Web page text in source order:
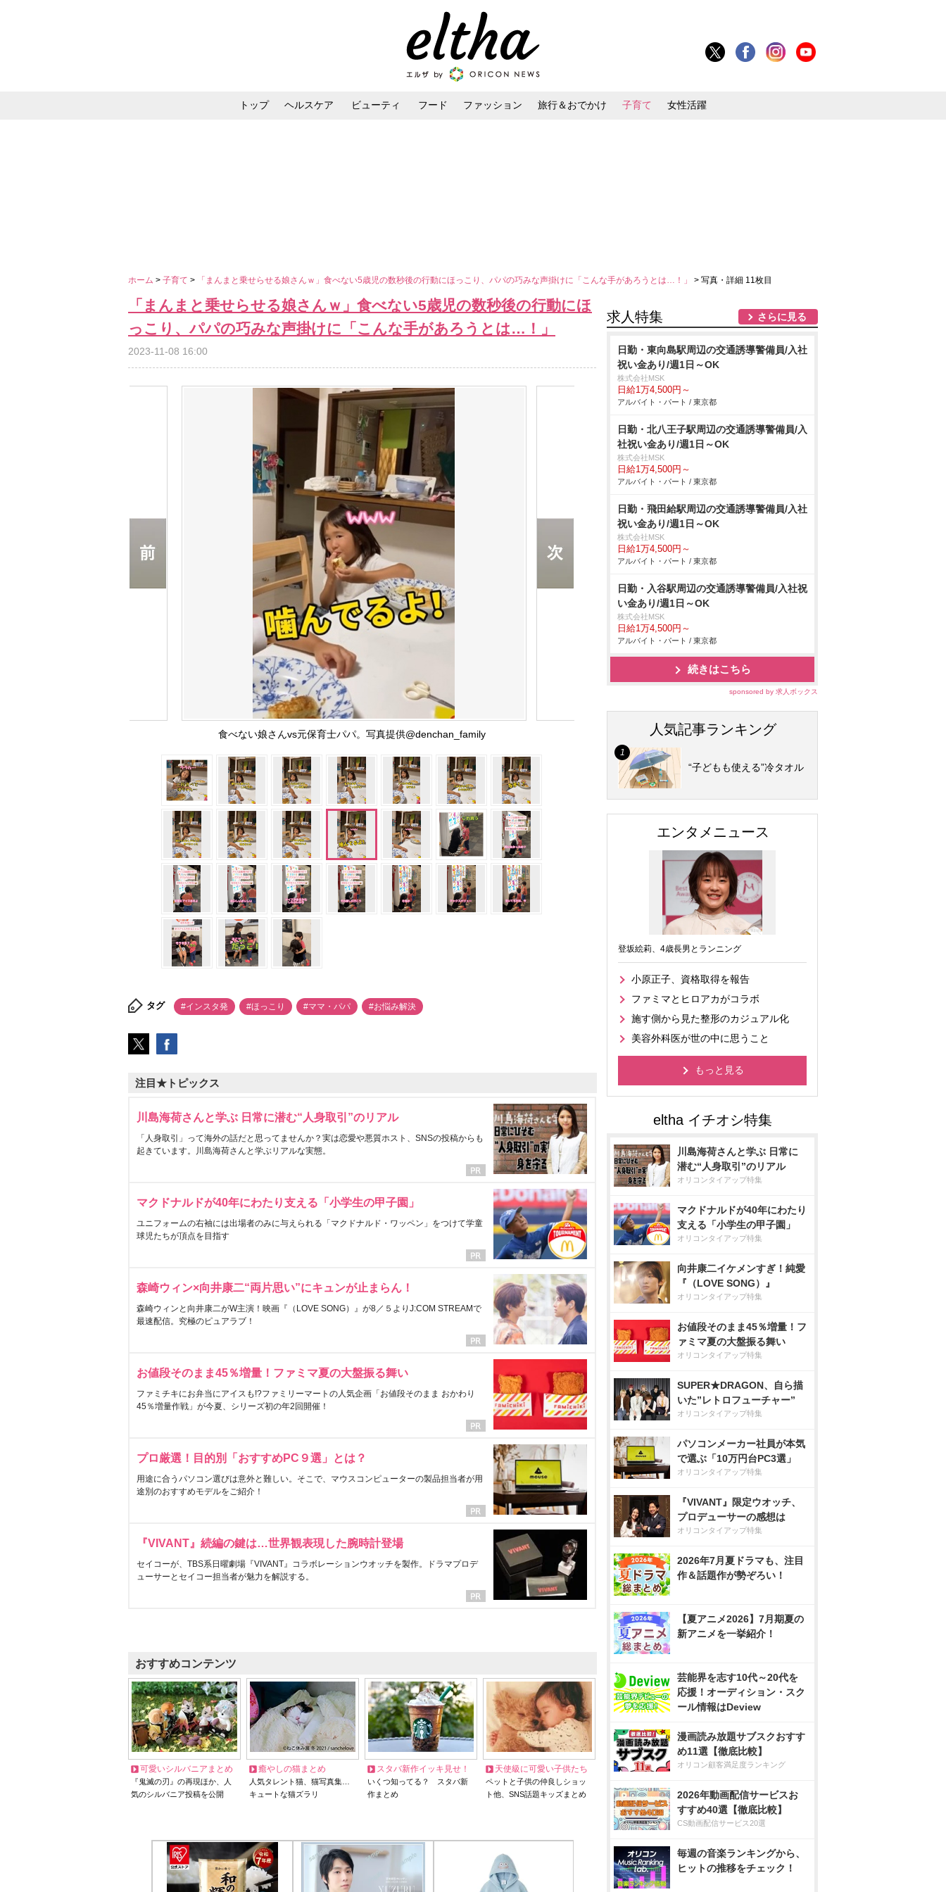
トップ ヘルスケア ビューティ フード ファッション 旅行＆おでかけ 子育て 女性活躍
ホーム > 子育て > 「まんまと乗せらせる娘さんｗ」食べない5歳児の数秒後の行動にほっこり、パパの巧みな声掛けに「こんな手があろうとは…！」 > 写真・詳細 11枚目
「まんまと乗せらせる娘さんｗ」食べない5歳児の数秒後の行動にほ
っこり、パパの巧みな声掛けに「こんな手があろうとは…！」
2023-11-08 16:00
食べない娘さんvs元保育士パパ。写真提供@denchan_family
タグ #インスタ発 #ほっこり #ママ・パパ #お悩み解決
注目★トピックス
川島海荷さんと学ぶ 日常に潜む“人身取引”のリアル
「人身取引」って海外の話だと思ってませんか？実は恋愛や悪質ホスト、SNSの投稿からも
起きています。川島海荷さんと学ぶリアルな実態。
マクドナルドが40年にわたり支える「小学生の甲子園」
ユニフォームの右袖には出場者のみに与えられる「マクドナルド・ワッペン」をつけて学童
球児たちが頂点を目指す
森崎ウィン×向井康二“両片思い”にキュンが止まらん！
森崎ウィンと向井康二がW主演！映画『（LOVE SONG）』が8／５よりJ:COM STREAMで
最速配信。究極のピュアラブ！
お値段そのまま45％増量！ファミマ夏の大盤振る舞い
ファミチキにお弁当にアイスも!?ファミリーマートの人気企画「お値段そのまま おかわり
45％増量作戦」が今夏、シリーズ初の年2回開催！
プロ厳選！目的別「おすすめPC９選」とは？
用途に合うパソコン選びは意外と難しい。そこで、マウスコンピューターの製品担当者が用
途別のおすすめモデルをご紹介！
『VIVANT』続編の鍵は…世界観表現した腕時計登場
セイコーが、TBS系日曜劇場『VIVANT』コラボレーションウオッチを製作。ドラマプロデ
ューサーとセイコー担当者が魅力を解説する。
おすすめコンテンツ
可愛いシルバニアまとめ
『鬼滅の刃』の再現ほか、人
気のシルバニア投稿を公開
癒やしの猫まとめ
人気タレント猫、猫写真集…
キュートな猫ズラリ
スタバ新作イッキ見せ！
いくつ知ってる？ スタバ新
作まとめ
天使級に可愛い子供たち
ペットと子供の仲良しショッ
ト他、SNS話題キッズまとめ
求人特集 さらに見る
日勤・東向島駅周辺の交通誘導警備員/入社
祝い金あり/週1日～OK
株式会社MSK
日給1万4,500円～
アルバイト・パート / 東京都
日勤・北八王子駅周辺の交通誘導警備員/入
社祝い金あり/週1日～OK
株式会社MSK
日給1万4,500円～
アルバイト・パート / 東京都
日勤・飛田給駅周辺の交通誘導警備員/入社
祝い金あり/週1日～OK
株式会社MSK
日給1万4,500円～
アルバイト・パート / 東京都
日勤・入谷駅周辺の交通誘導警備員/入社祝
い金あり/週1日～OK
株式会社MSK
日給1万4,500円～
アルバイト・パート / 東京都
続きはこちら
sponsored by 求人ボックス
人気記事ランキング
“子どもも使える”冷タオル
エンタメニュース
登坂絵莉、4歳長男とランニング
小原正子、資格取得を報告
ファミマとヒロアカがコラボ
施す側から見た整形のカジュアル化
美容外科医が世の中に思うこと
もっと見る
川島海荷さんと学ぶ 日常に
潜む“人身取引”のリアル
オリコンタイアップ特集
マクドナルドが40年にわたり
支える「小学生の甲子園」
オリコンタイアップ特集
向井康二イケメンすぎ！純愛
『（LOVE SONG）』
オリコンタイアップ特集
お値段そのまま45％増量！フ
ァミマ夏の大盤振る舞い
オリコンタイアップ特集
SUPER★DRAGON、自ら描
いた”レトロフューチャー”
オリコンタイアップ特集
パソコンメーカー社員が本気
で選ぶ「10万円台PC3選」
オリコンタイアップ特集
『VIVANT』限定ウオッチ、
プロデューサーの感想は
オリコンタイアップ特集
2026年7月夏ドラマも、注目
作＆話題作が勢ぞろい！
【夏アニメ2026】7月期夏の
新アニメを一挙紹介！
芸能界を志す10代～20代を
応援！オーディション・スク
ール情報はDeview
漫画読み放題サブスクおすす
め11選【徹底比較】
オリコン顧客満足度ランキング
2026年動画配信サービスお
すすめ40選【徹底比較】
CS動画配信サービス20選
毎週の音楽ランキングから、
ヒットの推移をチェック！